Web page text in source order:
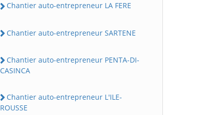
Chantier auto-entrepreneur LA FERE
Chantier auto-entrepreneur SARTENE
Chantier auto-entrepreneur PENTA-DI-
CASINCA
Chantier auto-entrepreneur L'ILE-
ROUSSE